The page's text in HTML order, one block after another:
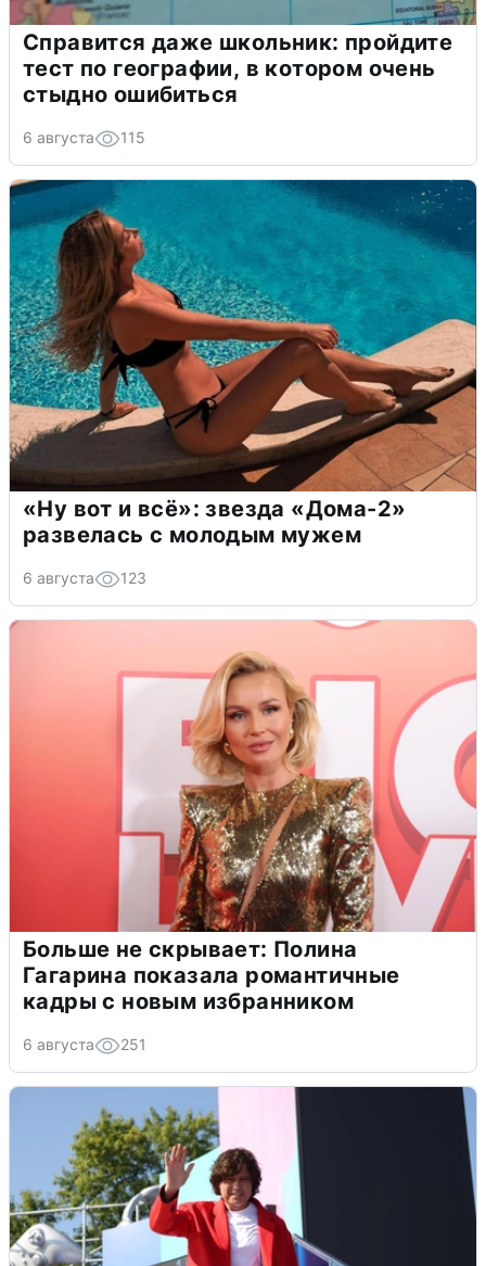
Справится даже школьник: пройдите
тест по географии, в котором очень
стыдно ошибиться
6 августа 115
«Ну вот и всё»: звезда «Дома-2»
развелась с молодым мужем
6 августа 123
Больше не скрывает: Полина
Гагарина показала романтичные
кадры с новым избранником
6 августа 251